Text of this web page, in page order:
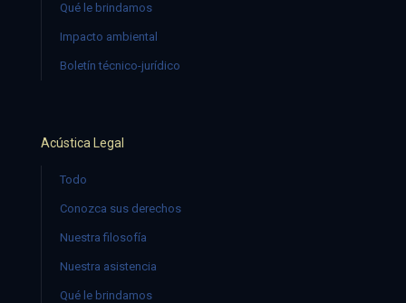
Qué le brindamos
Impacto ambiental
Boletín técnico-jurídico
Acústica Legal
Todo
Conozca sus derechos
Nuestra filosofía
Nuestra asistencia
Qué le brindamos